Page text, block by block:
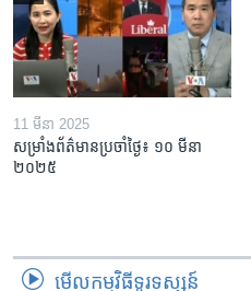
11 មីនា 2025
សម្រាំងព័ត៌មានប្រចាំថ្ងៃ៖ ១០ មីនា
២០២៥
មើល​កម្មវិធី​ទូរទស្សន៍